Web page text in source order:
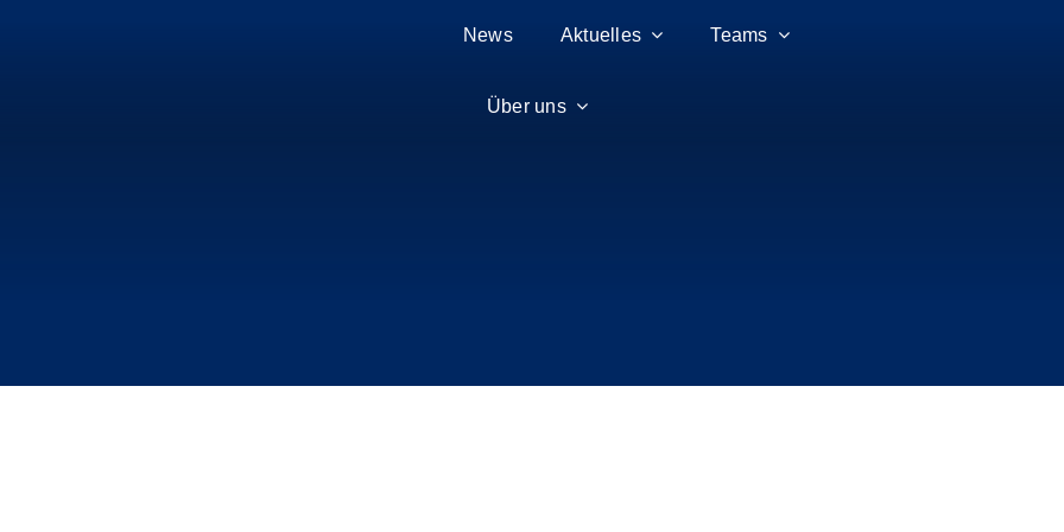
News Aktuelles Teams
Über uns